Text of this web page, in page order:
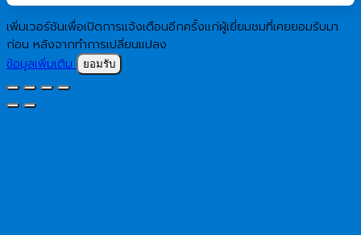
เพิ่มเวอร์ชันเพื่อเปิดการแจ้งเตือนอีกครั้งแก่ผู้เยี่ยมชมที่เคยยอมรับมา
ก่อน หลังจากทำการเปลี่ยนแปลง
ข้อมูลเพิ่มเติม
ยอมรับ